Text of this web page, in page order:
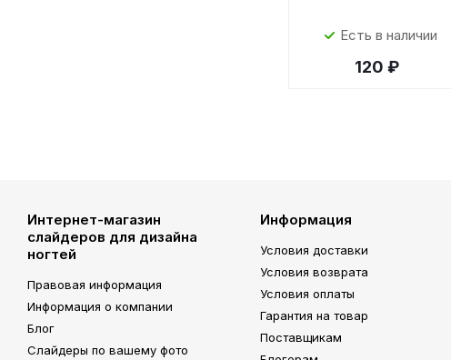
Есть в наличии
120 ₽
Интернет-магазин
слайдеров для дизайна
ногтей
Правовая информация
Информация о компании
Блог
Слайдеры по вашему фото
Информация
Условия доставки
Условия возврата
Условия оплаты
Гарантия на товар
Поставщикам